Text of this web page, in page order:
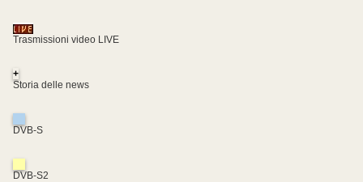
Trasmissioni video LIVE
+
Storia delle news
DVB-S
DVB-S2